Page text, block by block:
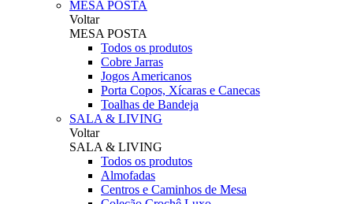
MESA POSTA
Voltar
MESA POSTA
Todos os produtos
Cobre Jarras
Jogos Americanos
Porta Copos, Xícaras e Canecas
Toalhas de Bandeja
SALA & LIVING
Voltar
SALA & LIVING
Todos os produtos
Almofadas
Centros e Caminhos de Mesa